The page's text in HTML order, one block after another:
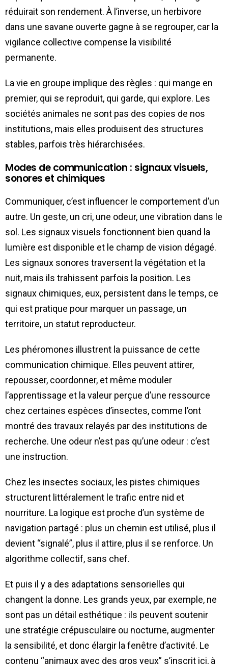
réduirait son rendement. À l’inverse, un herbivore
dans une savane ouverte gagne à se regrouper, car la
vigilance collective compense la visibilité
permanente.
La vie en groupe implique des règles : qui mange en
premier, qui se reproduit, qui garde, qui explore. Les
sociétés animales ne sont pas des copies de nos
institutions, mais elles produisent des structures
stables, parfois très hiérarchisées.
Modes de communication : signaux visuels,
sonores et chimiques
Communiquer, c’est influencer le comportement d’un
autre. Un geste, un cri, une odeur, une vibration dans le
sol. Les signaux visuels fonctionnent bien quand la
lumière est disponible et le champ de vision dégagé.
Les signaux sonores traversent la végétation et la
nuit, mais ils trahissent parfois la position. Les
signaux chimiques, eux, persistent dans le temps, ce
qui est pratique pour marquer un passage, un
territoire, un statut reproducteur.
Les phéromones illustrent la puissance de cette
communication chimique. Elles peuvent attirer,
repousser, coordonner, et même moduler
l’apprentissage et la valeur perçue d’une ressource
chez certaines espèces d’insectes, comme l’ont
montré des travaux relayés par des institutions de
recherche. Une odeur n’est pas qu’une odeur : c’est
une instruction.
Chez les insectes sociaux, les pistes chimiques
structurent littéralement le trafic entre nid et
nourriture. La logique est proche d’un système de
navigation partagé : plus un chemin est utilisé, plus il
devient “signalé”, plus il attire, plus il se renforce. Un
algorithme collectif, sans chef.
Et puis il y a des adaptations sensorielles qui
changent la donne. Les grands yeux, par exemple, ne
sont pas un détail esthétique : ils peuvent soutenir
une stratégie crépusculaire ou nocturne, augmenter
la sensibilité, et donc élargir la fenêtre d’activité. Le
contenu “animaux avec des gros yeux” s’inscrit ici, à